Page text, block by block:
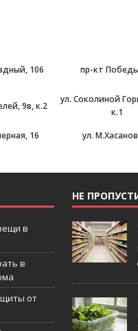
106 пр-кт
9в, к.2
ул. Соколиной
к.1
16 ул.
в
в
от
НЕ